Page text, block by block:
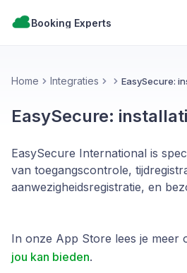
Booking Experts
Home Integraties EasySecure:
EasySecure:
EasySecure International is
van toegangscontrole,
aanwezigheidsregistratie, en
In onze App Store lees je meer
jou kan bieden.